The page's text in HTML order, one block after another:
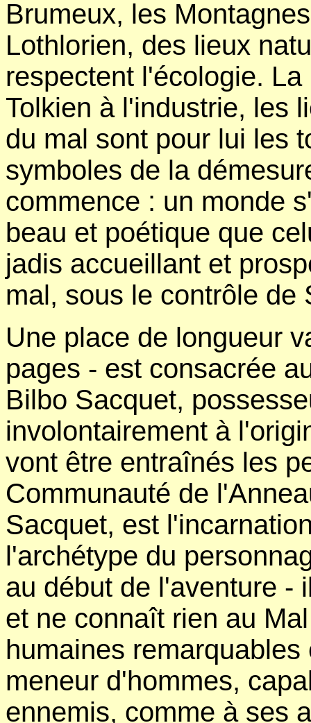
Brumeux, les
Lothlorien, des lieux
respectent l'écologie.
Tolkien à l'industrie, les
du mal sont pour lui les
symboles de la
commence : un monde
beau et poétique que
jadis accueillant et
mal, sous le contrôle de
Une place de longueur
pages - est consacrée
Bilbo Sacquet,
involontairement à
vont être entraînés les
Communauté de
Sacquet, est
l'archétype du
au début de l'aventure -
et ne connaît rien au
humaines
meneur d'hommes,
ennemis, comme à ses